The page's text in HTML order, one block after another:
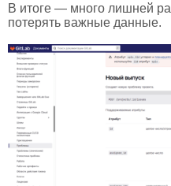
В итоге — много лишней
потерять важные данные.